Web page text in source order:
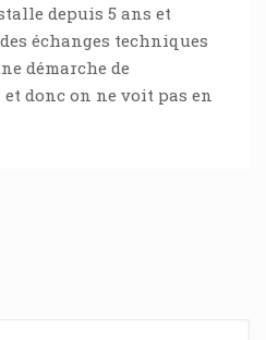
depuis 5 ans et
échanges techniques
démarche de
donc on ne voit pas en